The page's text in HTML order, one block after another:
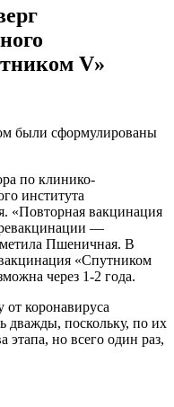
V»
были сформулированы
по клинико-
института
«Повторная вакцинация
—
Пшеничная. В
«Спутником
через 1-2 года.
коронавируса
дважды, поскольку, по их
этапа, но всего один раз,